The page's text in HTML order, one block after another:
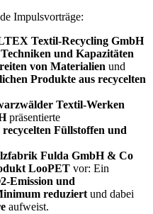
Impulsvorträge:
Textil-Recycling GmbH
Techniken und Kapazitäten
von Materialien und
Produkte aus recycelten
Textil-Werken
präsentierte
Füllstoffen und
Fulda GmbH & Co
LooPET vor: Ein
Emission und
reduziert und dabei
aufweist.